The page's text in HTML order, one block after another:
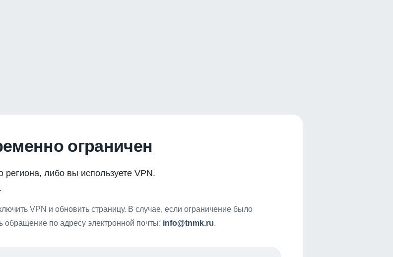
ограничен
либо вы используете VPN.
VPN и обновить страницу. В случае, если ограничение было
по адресу электронной почты: info@tnmk.ru.